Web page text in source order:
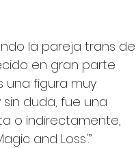
la pareja trans de
en gran parte
una figura muy
duda, fue una
o indirectamente,
and Loss'.”